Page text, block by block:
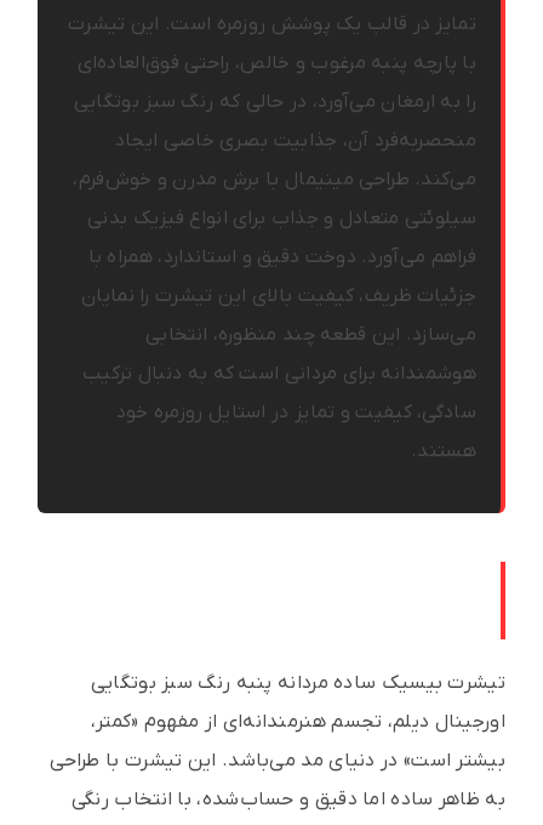
تمایز در قالب یک پوشش روزمره است. این تیشرت
با پارچه پنبه مرغوب و خالص، راحتی فوق‌العاده‌ای
را به ارمغان می‌آورد، در حالی که رنگ سبز بوتگایی
منحصربه‌فرد آن، جذابیت بصری خاصی ایجاد
می‌کند. طراحی مینیمال با برش مدرن و خوش‌فرم،
سیلوئتی متعادل و جذاب برای انواع فیزیک بدنی
فراهم می‌آورد. دوخت دقیق و استاندارد، همراه با
جزئیات ظریف، کیفیت بالای این تیشرت را نمایان
می‌سازد. این قطعه چند منظوره، انتخابی
هوشمندانه برای مردانی است که به دنبال ترکیب
سادگی، کیفیت و تمایز در استایل روزمره خود
هستند.
تیشرت بیسیک ساده مردانه پنبه رنگ سبز بوتگایی
اورجینال دیلم، تجسم هنرمندانه‌ای از مفهوم «کمتر،
بیشتر است» در دنیای مد می‌باشد. این تیشرت با طراحی
به ظاهر ساده اما دقیق و حساب‌شده، با انتخاب رنگی